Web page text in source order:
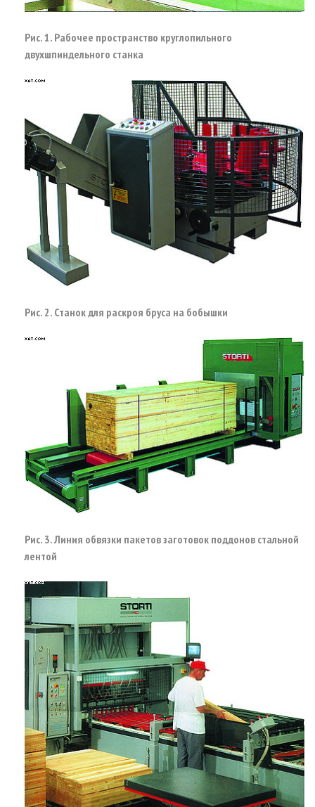
Рис. 1. Рабочее пространство круглопильного
двухшпиндельного станка
Рис. 2. Станок для раскроя бруса на бобышки
Рис. 3. Линия обвязки пакетов заготовок поддонов стальной
лентой